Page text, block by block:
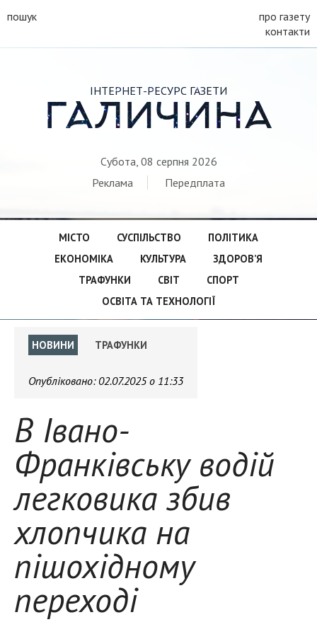
пошук
про газету
контакти
ІНТЕРНЕТ-РЕСУРС ГАЗЕТИ
ГАЛИЧИНА
Субота, 08 серпня 2026
Реклама
Передплата
МІСТО СУСПІЛЬСТВО
ПОЛІТИКА
ЕКОНОМІКА
КУЛЬТУРА
ЗДОРОВ’Я
ТРАФУНКИ
СВІТ
СПОРТ
ОСВІТА ТА ТЕХНОЛОГІЇ
НОВИНИ ТРАФУНКИ
Опубліковано: 02.07.2025 о 11:33
В Івано-
Франківську водій
легковика збив
хлопчика на
пішохідному
переході